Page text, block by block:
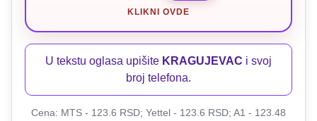
KLIKNI OVDE
U tekstu oglasa upišite KRAGUJEVAC i svoj
broj telefona.
Cena: MTS - 123.6 RSD; Yettel - 123.6 RSD; A1 - 123.48